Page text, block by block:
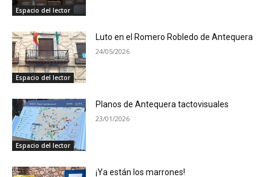
Espacio del lector
Espacio del lector
Luto en el Romero Robledo de Antequera
24/05/2026
Espacio del lector
Planos de Antequera tactovisuales
23/01/2026
¡Ya están los marrones!